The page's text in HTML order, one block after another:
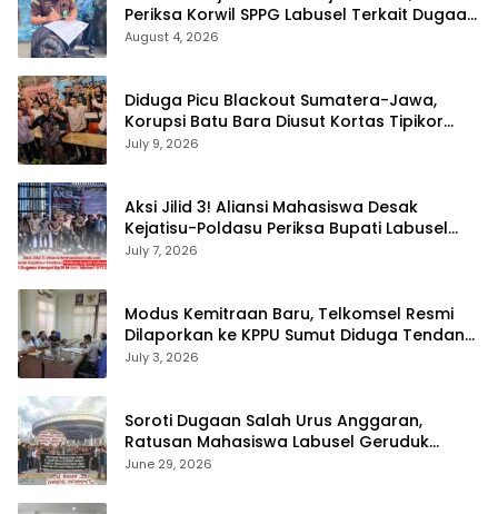
Periksa Korwil SPPG Labusel Terkait Dugaan
Bobroknya Dapur Program MBG
August 4, 2026
Diduga Picu Blackout Sumatera-Jawa,
Korupsi Batu Bara Diusut Kortas Tipikor
Didukung P3H
July 9, 2026
Aksi Jilid 3! Aliansi Mahasiswa Desak
Kejatisu-Poldasu Periksa Bupati Labusel
Terkait Dugaan Korupsi Rp36 M dan ‘Misteri’
July 7, 2026
Modus Kemitraan Baru, Telkomsel Resmi
Dilaporkan ke KPPU Sumut Diduga Tendang
Pengusaha Lokal!
July 3, 2026
Soroti Dugaan Salah Urus Anggaran,
Ratusan Mahasiswa Labusel Geruduk
Kantor Gubernur Sumut Desak Pengusutan
June 29, 2026